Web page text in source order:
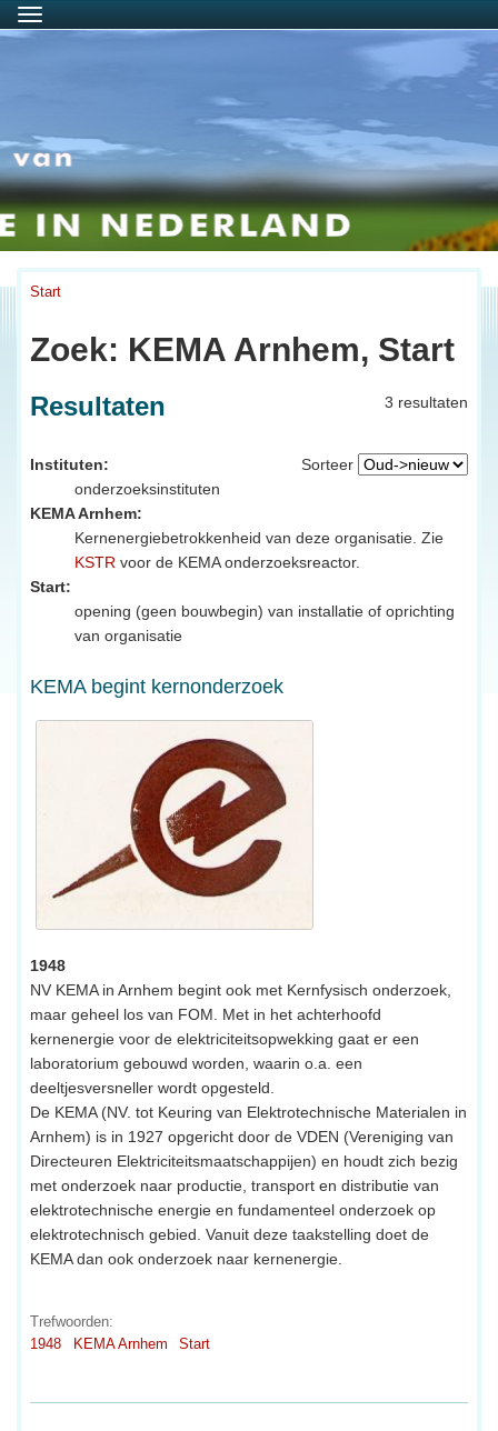
Menu
Start
Zoek: KEMA Arnhem, Start
3 resultaten
Resultaten
Sorteer
Instituten:
onderzoeksinstituten
KEMA Arnhem:
Kernenergiebetrokkenheid van deze organisatie. Zie
KSTR voor de KEMA onderzoeksreactor.
Start:
opening (geen bouwbegin) van installatie of oprichting
van organisatie
KEMA begint kernonderzoek
1948
NV KEMA in Arnhem begint ook met Kernfysisch onderzoek,
maar geheel los van FOM. Met in het achterhoofd
kernenergie voor de elektriciteitsopwekking gaat er een
laboratorium gebouwd worden, waarin o.a. een
deeltjesversneller wordt opgesteld.
De KEMA (NV. tot Keuring van Elektrotechnische Materialen in
Arnhem) is in 1927 opgericht door de VDEN (Vereniging van
Directeuren Elektriciteitsmaatschappijen) en houdt zich bezig
met onderzoek naar productie, transport en distributie van
elektrotechnische energie en fundamenteel onderzoek op
elektrotechnisch gebied. Vanuit deze taakstelling doet de
KEMA dan ook onderzoek naar kernenergie.
Trefwoorden:
1948
KEMA Arnhem Start